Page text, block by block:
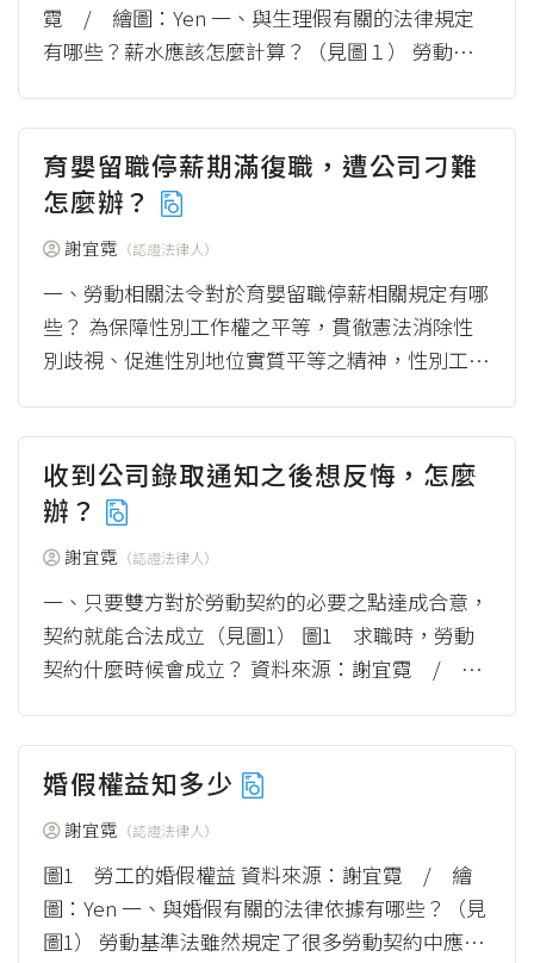
霓 / 繪圖：Yen 一、與生理假有關的法律規定
有哪些？薪水應該怎麼計算？（見圖１） 勞動基
育嬰留職停薪期滿復職，遭公司刁難
怎麼辦？
謝宜霓 （認證法律人）
一、勞動相關法令對於育嬰留職停薪相關規定有哪
些？ 為保障性別工作權之平等，貫徹憲法消除性
別歧視、促進性別地位實質平等之精神，性別工作
收到公司錄取通知之後想反悔，怎麼
辦？
謝宜霓 （認證法律人）
一、只要雙方對於勞動契約的必要之點達成合意，
契約就能合法成立（見圖1） 圖1 求職時，勞動
契約什麼時候會成立？ 資料來源：謝宜霓 / 繪
婚假權益知多少
謝宜霓 （認證法律人）
圖1 勞工的婚假權益 資料來源：謝宜霓 / 繪
圖：Yen 一、與婚假有關的法律依據有哪些？（見
圖1） 勞動基準法雖然規定了很多勞動契約中應該